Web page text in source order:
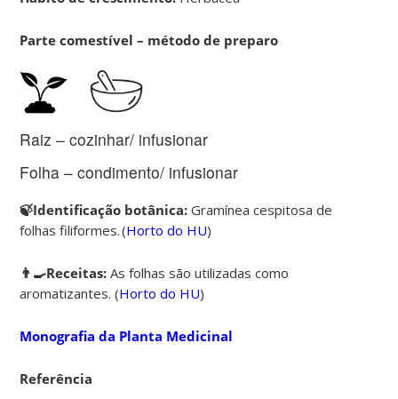
Parte comestível – método de preparo
Raiz – cozinhar/ infusionar
Folha – condimento/ infusionar
🍃Identificação botânica:Gramínea cespitosa de
folhas filiformes. (Horto do HU)
👨‍🍳Receitas:As folhas são utilizadas como
aromatizantes. (Horto do HU)
Monografia da Planta Medicinal
Referência